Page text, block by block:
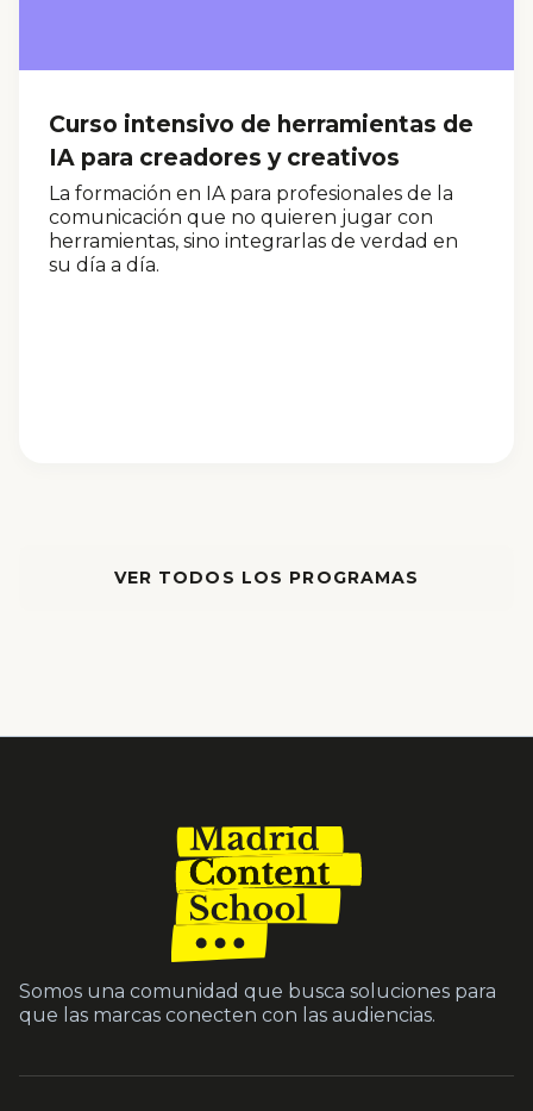
Curso intensivo de herramientas de
IA para creadores y creativos
La formación en IA para profesionales de la
comunicación que no quieren jugar con
herramientas, sino integrarlas de verdad en
su día a día.
VER TODOS LOS PROGRAMAS
Somos una comunidad que busca soluciones para
que las marcas conecten con las audiencias.